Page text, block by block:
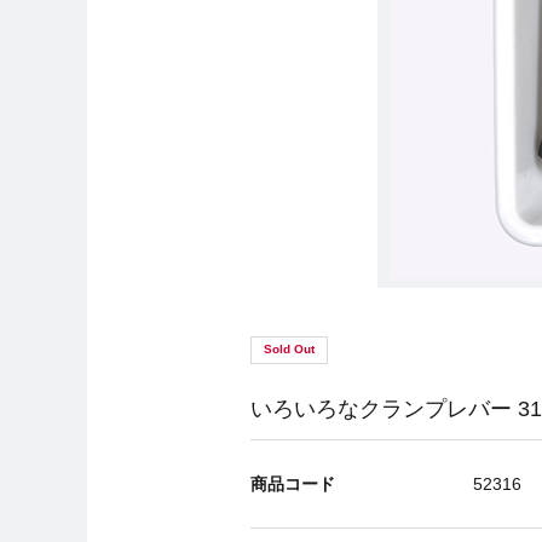
Sold Out
いろいろなクランプレバー
商品コード 52316